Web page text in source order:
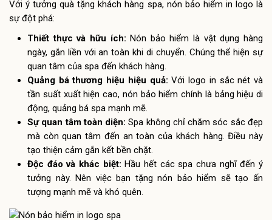
Với ý tưởng quà tặng khách hàng spa, nón bảo hiểm in logo là
sự đột phá:
Thiết thực và hữu ích:Nón bảo hiểm là vật dụng hàng
ngày, gắn liền với an toàn khi di chuyển. Chúng thể hiện sự
quan tâm của spa đến khách hàng.
Quảng bá thương hiệu hiệu quả: Với logo in sắc nét và
tần suất xuất hiện cao, nón bảo hiểm chính là bảng hiệu di
động, quảng bá spa mạnh mẽ.
Sự quan tâm toàn diện: Spa không chỉ chăm sóc sắc đẹp
mà còn quan tâm đến an toàn của khách hàng. Điều này
tạo thiện cảm gắn kết bền chặt.
Độc đáo và khác biệt: Hầu hết các spa chưa nghĩ đến ý
tưởng này. Nên việc bạn tặng nón bảo hiểm sẽ tạo ấn
tượng mạnh mẽ và khó quên.